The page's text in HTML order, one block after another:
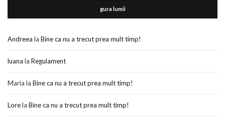
gura lumii
Andreea la Bine ca nu a trecut prea mult timp!
luana la Regulament
Maria la Bine ca nu a trecut prea mult timp!
Lorela Bine ca nu a trecut prea mult timp!